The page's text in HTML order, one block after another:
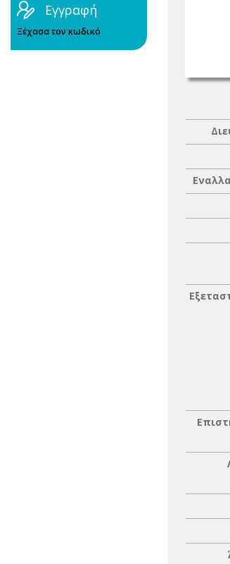
Εγγραφή
Ξέχασα τον κωδικό